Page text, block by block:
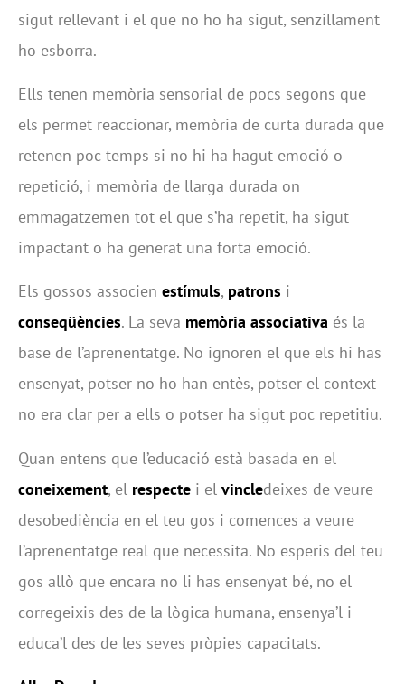
sigut rellevant i el que no ho ha sigut, senzillament
ho esborra.
Ells tenen memòria sensorial de pocs segons que
els permet reaccionar, memòria de curta durada que
retenen poc temps si no hi ha hagut emoció o
repetició, i memòria de llarga durada on
emmagatzemen tot el que s’ha repetit, ha sigut
impactant o ha generat una forta emoció.
Els gossos associen estímuls, patrons i
conseqüències. La seva memòria associativa és la
base de l’aprenentatge. No ignoren el que els hi has
ensenyat, potser no ho han entès, potser el context
no era clar per a ells o potser ha sigut poc repetitiu.
Quan entens que l’educació està basada en el
coneixement, el respecte i el vincledeixes de veure
desobediència en el teu gos i comences a veure
l’aprenentatge real que necessita. No esperis del teu
gos allò que encara no li has ensenyat bé, no el
corregeixis des de la lògica humana, ensenya’l i
educa’l des de les seves pròpies capacitats.